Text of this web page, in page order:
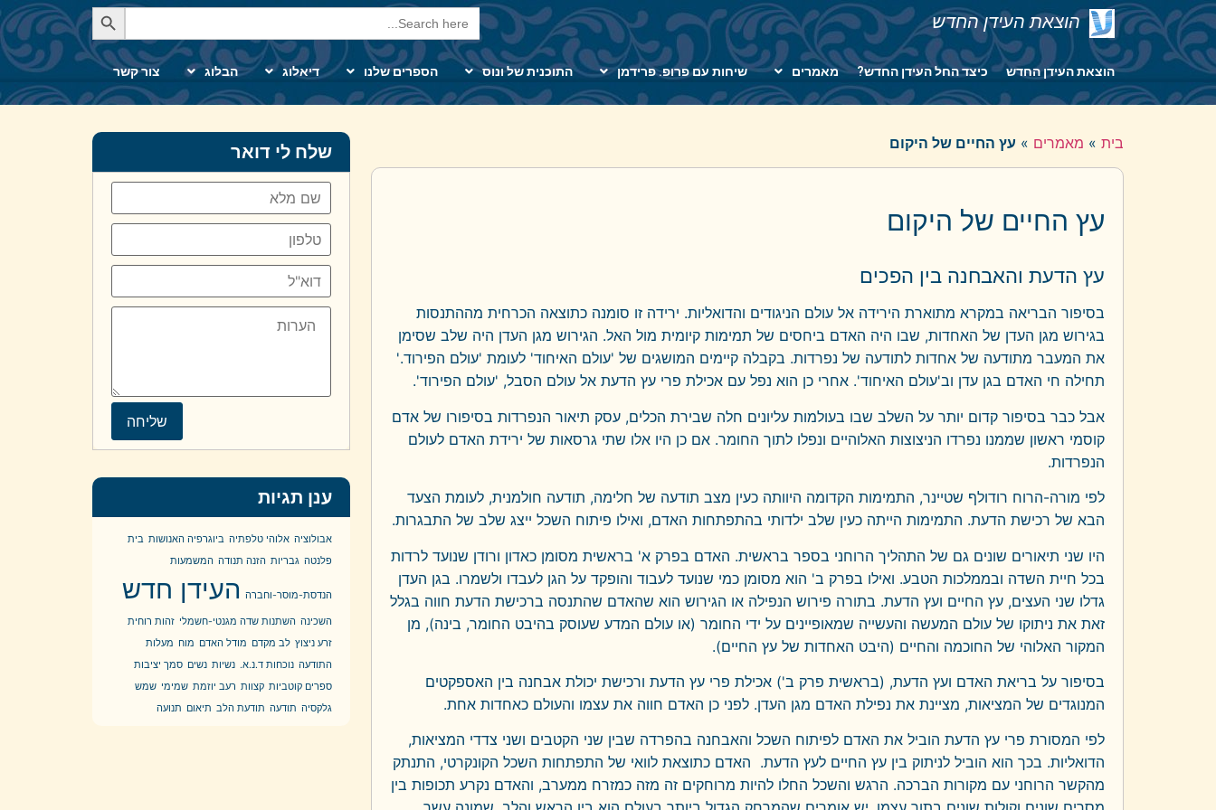
הוצאת העידן החדש
Search
for:
Search Button
הוצאת העידן החדש כיצד החל העידן החדש? מאמרים שיחות עם פרופ. פרידמן התוכנית של ונוס הספרים שלנו דיאלוג הבלוג צור קשר
בית » מאמרים » עץ החיים של היקום
עץ החיים של היקום
עץ הדעת והאבחנה בין הפכים
בסיפור הבריאה במקרא מתוארת הירידה אל עולם הניגודים והדואליות. ירידה זו סומנה כתוצאה הכרחית מההתנסות
בגירוש מגן העדן של האחדות, שבו היה האדם ביחסים של תמימות קיומית מול האל. הגירוש מגן העדן היה שלב שסימן
את המעבר מתודעה של אחדות לתודעה של נפרדות. בקבלה קיימים המושגים של 'עולם האיחוד' לעומת 'עולם הפירוד.'
תחילה חי האדם בגן עדן וב'עולם האיחוד'. אחרי כן הוא נפל עם אכילת פרי עץ הדעת אל עולם הסבל, 'עולם הפירוד'.
אבל כבר בסיפור קדום יותר על השלב שבו בעולמות עליונים חלה שבירת הכלים, עסק תיאור הנפרדות בסיפורו של אדם
קוסמי ראשון שממנו נפרדו הניצוצות האלוהיים ונפלו לתוך החומר. אם כן היו אלו שתי גרסאות של ירידת האדם לעולם
הנפרדות.
לפי מורה-הרוח רודולף שטיינר, התמימות הקדומה היוותה כעין מצב תודעה של חלימה, תודעה חולמנית, לעומת הצעד
הבא של רכישת הדעת. התמימות הייתה כעין שלב ילדותי בהתפתחות האדם, ואילו פיתוח השכל ייצג שלב של התבגרות.
היו שני תיאורים שונים גם של התהליך הרוחני בספר בראשית. האדם בפרק א' בראשית מסומן כאדון ורודן שנועד לרדות
בכל חיית השדה ובממלכות הטבע. ואילו בפרק ב' הוא מסומן כמי שנועד לעבוד והופקד על הגן לעבדו ולשמרו. בגן העדן
גדלו שני העצים, עץ החיים ועץ הדעת. בתורה פירוש הנפילה או הגירוש הוא שהאדם שהתנסה ברכישת הדעת חווה בגלל
זאת את ניתוקו של עולם המעשה והעשייה שמאופיינים על ידי החומר (או עולם המדע שעוסק בהיבט החומר, בינה), מן
המקור האלוהי של החוכמה והחיים (היבט האחדות של עץ החיים).
בסיפור על בריאת האדם ועץ הדעת, (בראשית פרק ב') אכילת פרי עץ הדעת ורכישת יכולת אבחנה בין האספקטים
המנוגדים של המציאות, מציינת את נפילת האדם מגן העדן. לפני כן האדם חווה את עצמו והעולם כאחדות אחת.
לפי המסורת פרי עץ הדעת הוביל את האדם לפיתוח השכל והאבחנה בהפרדה שבין שני הקטבים ושני צדדי המציאות,
הדואליות. בכך הוא הוביל לניתוק בין עץ החיים לעץ הדעת. האדם כתוצאת לוואי של התפתחות השכל הקונקרטי, התנתק
מהקשר הרוחני עם מקורות הברכה. הרגש והשכל החלו להיות מרוחקים זה מזה כמזרח ממערב, והאדם נקרע תכופות בין
שלח לי דואר
ענן תגיות
אבולוציה אלוהי טלפתיה ביוגרפיה האנושות בית
פלנטה גבריות הזנה תנודה המשמעות
הנדסת-מוסר-וחברה העידן חדש
השכינה השתנות שדה מגנטי-חשמלי זהות רוחית
זרע ניצוץ לב מקדם מודל האדם מוח מעלות
התודעה נוכחות ד.נ.א. נשיות נשים סמך יציבות
ספרים קוטביות קצוות רעב יוזמת שמימי שמש
גלקסיה תודעה תודעת הלב תיאום תנועה